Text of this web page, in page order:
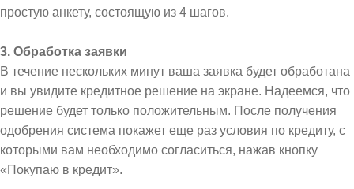
простую анкету, состоящую из 4 шагов.
3. Обработка заявки
В течение нескольких минут ваша заявка будет обработана
и вы увидите кредитное решение на экране. Надеемся, что
решение будет только положительным. После получения
одобрения система покажет еще раз условия по кредиту, с
которыми вам необходимо согласиться, нажав кнопку
«Покупаю в кредит».